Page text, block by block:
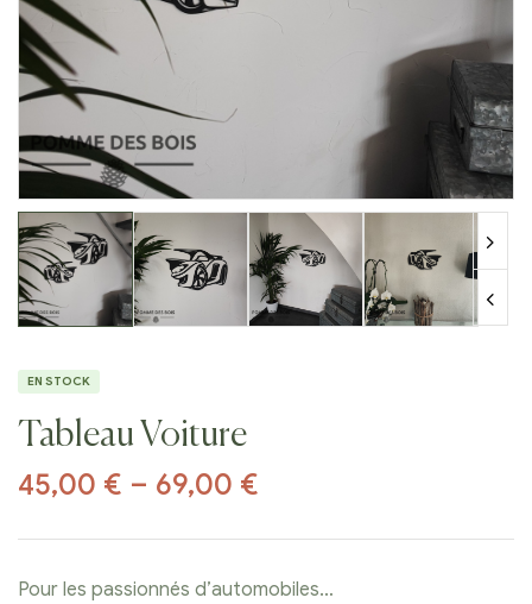
EN STOCK
Tableau Voiture
45,00 € – 69,00 €
Pour les passionnés d’automobiles…